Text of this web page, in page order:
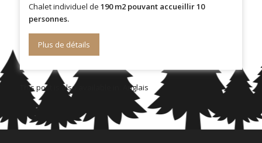
Chalet individuel de 190 m2 pouvant accueillir 10
personnes.
Plus de détails
This post is also available in: Anglais